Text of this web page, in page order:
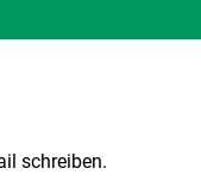
schreiben.